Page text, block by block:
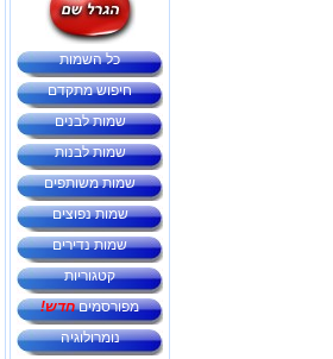
כל השמות
חיפוש מתקדם
שמות לבנים
שמות לבנות
שמות משותפים
שמות נפוצים
שמות נדירים
קטגוריות
מפורסמיםחדש!
נומרולוגיה